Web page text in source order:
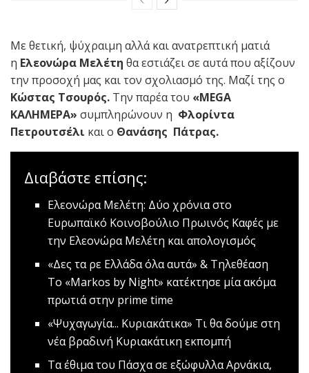
Με θετική, ψύχραιμη αλλά και ανατρεπτική ματιά
η Ελεονώρα Μελέτη θα εστιάζει σε αυτά που αξίζουν
την προσοχή μας και τον σχολιασμό της. Μαζί της ο
Κώστας Τσουρός. Την παρέα του «MEGA
ΚΑΛΗΜΕΡΑ» συμπληρώνουν η Φλορίντα
Πετρουτσέλι και ο Θανάσης Πάτρας.
Διαβάστε επίσης:
Ελεονώρα Μελέτη: Δύο χρόνια στο
Ευρωπαϊκό Κοινοβούλιο Πρωινός Καφές με
την Ελεονώρα Μελέτη και απολογισμός
«Δες τα ρε Ελλάδα όλα αυτά» & Τηλεθέαση
Το «Markos by Night» κατέκτησε μία ακόμα
πρωτιά στην prime time
«Ψυχαγωγία... Κυριακάτικα» Tι θα δούμε στη
νέα βραδινή Κυριακάτικη εκπομπή
Tα έθιμα του Πάσχα σε εξώφυλλαΑρνάκια,